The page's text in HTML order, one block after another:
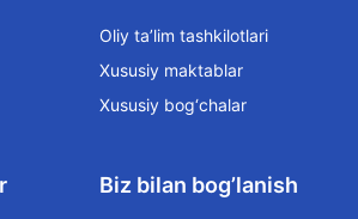
Oliy ta’lim tashkilotlari
Xususiy maktablar
Xususiy bog‘chalar
Biz bilan bog’lanish